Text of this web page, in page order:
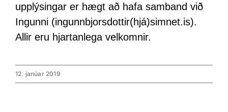
upplýsingar er hægt að hafa samband við
Ingunni (ingunnbjorsdottir(hjá)simnet.is).
Allir eru hjartanlega velkomnir.
12. janúar 2019